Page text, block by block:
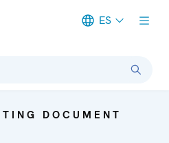
ES
DOCUMENT